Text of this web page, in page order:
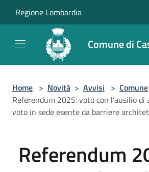
Regione Lombardia
Comune di
Home > Novità > Avvisi > Comune
Referendum 2025: voto con l’ausilio di
voto in sede esente da barriere
Referendum